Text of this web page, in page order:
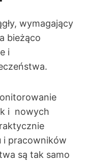
wymagający
bieżąco
i
i nowych
i pracowników
są tak samo